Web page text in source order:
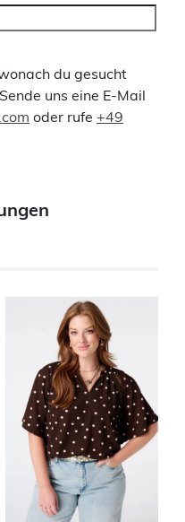
du gesucht
uns eine E-Mail
oder rufe +49